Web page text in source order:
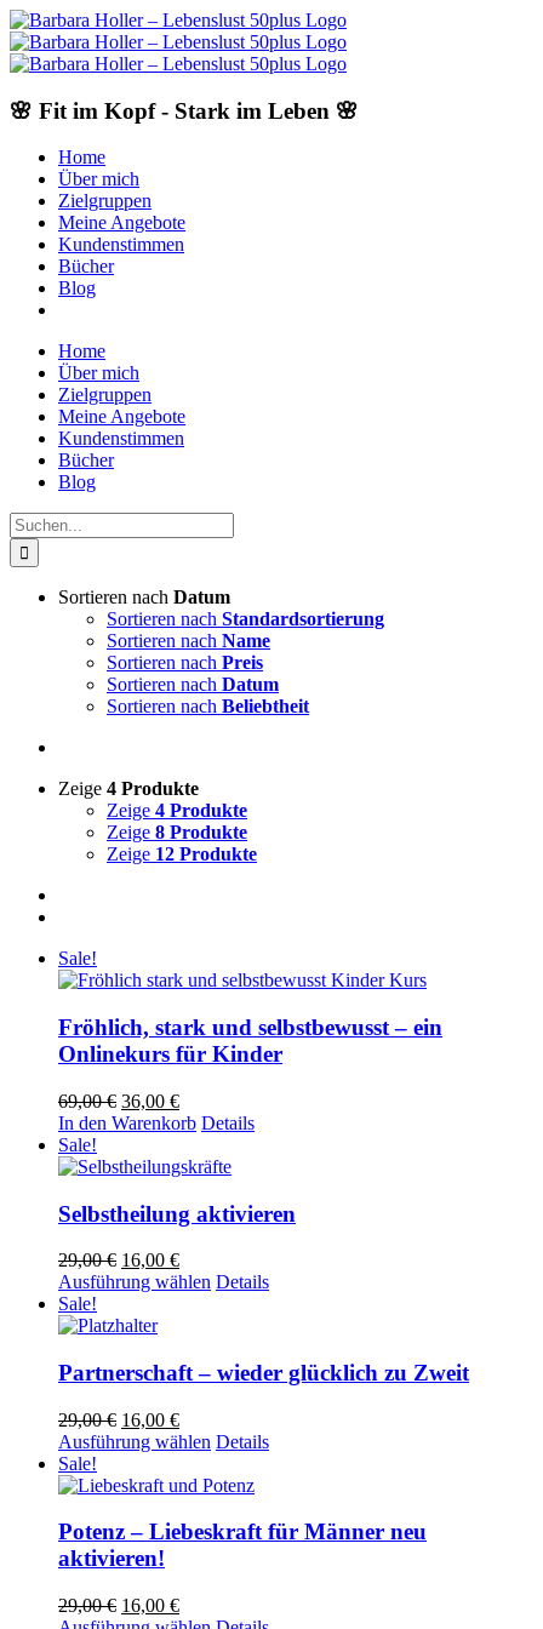
Skip
to
content
🌸 Fit im Kopf - Stark im Leben 🌸
Home
Über mich
Zielgruppen
Meine Angebote
Kundenstimmen
Bücher
Blog
Home
Über mich
Zielgruppen
Meine Angebote
Kundenstimmen
Bücher
Blog
Suche
nach:
Sortieren nach Datum
Sortieren nach Standardsortierung
Sortieren nach Name
Sortieren nach Preis
Sortieren nach Datum
Sortieren nach Beliebtheit
Zeige 4 Produkte
Zeige 4 Produkte
Zeige 8 Produkte
Zeige 12 Produkte
Sale!
Fröhlich, stark und selbstbewusst – ein
Onlinekurs für Kinder
69,00€ Ursprünglicher
Preis
69,00 €
36,00 €Aktueller
Preis
36,00 €.
In den Warenkorb Details
Sale!
Selbstheilung aktivieren
29,00€ Ursprünglicher
Preis
29,00 €
16,00 €Aktueller
Preis
Ausführung wählen Dieses
Varianten
auf.
Optionen
können
auf
der
Produktseite
gewählt
Details
Sale!
Partnerschaft – wieder glücklich zu Zweit
29,00€ Ursprünglicher
Preis
29,00 €
16,00 €Aktueller
Preis
16,00 €.
Ausführung wählen Dieses
weist
Varianten
Details
Sale!
Potenz – Liebeskraft für Männer neu
aktivieren!
29,00€ Ursprünglicher
16,00 €Aktueller